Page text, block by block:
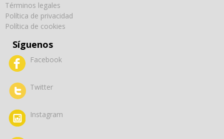
Términos legales
Política de privacidad
Política de cookies
Síguenos
Facebook
Twitter
Instagram